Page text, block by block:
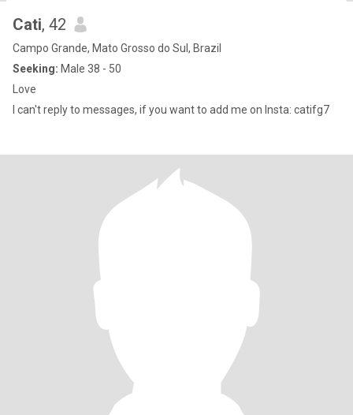
Cati, 42
Campo Grande, Mato Grosso do Sul, Brazil
Seeking: Male 38 - 50
Love
I can't reply to messages, if you want to add me on Insta: catifg7